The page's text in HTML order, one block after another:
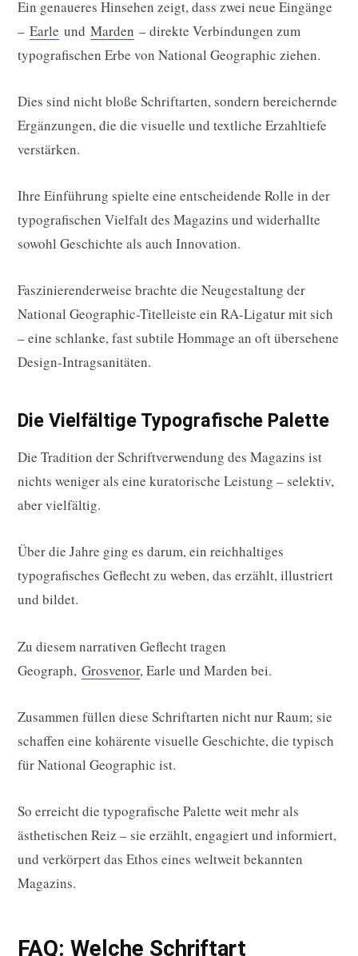
Ein genaueres Hinsehen zeigt, dass zwei neue Eingänge
– Earle und Marden – direkte Verbindungen zum
typografischen Erbe von National Geographic ziehen.
Dies sind nicht bloße Schriftarten, sondern bereichernde
Ergänzungen, die die visuelle und textliche Erzahltiefe
verstärken.
Ihre Einführung spielte eine entscheidende Rolle in der
typografischen Vielfalt des Magazins und widerhallte
sowohl Geschichte als auch Innovation.
Faszinierenderweise brachte die Neugestaltung der
National Geographic-Titelleiste ein RA-Ligatur mit sich
– eine schlanke, fast subtile Hommage an oft übersehene
Design-Intragsanitäten.
Die Vielfältige Typografische Palette
Die Tradition der Schriftverwendung des Magazins ist
nichts weniger als eine kuratorische Leistung – selektiv,
aber vielfältig.
Über die Jahre ging es darum, ein reichhaltiges
typografisches Geflecht zu weben, das erzählt, illustriert
und bildet.
Zu diesem narrativen Geflecht tragen
Geograph, Grosvenor, Earle und Marden bei.
Zusammen füllen diese Schriftarten nicht nur Raum; sie
schaffen eine kohärente visuelle Geschichte, die typisch
für National Geographic ist.
So erreicht die typografische Palette weit mehr als
ästhetischen Reiz – sie erzählt, engagiert und informiert,
und verkörpert das Ethos eines weltweit bekannten
Magazins.
FAQ: Welche Schriftart